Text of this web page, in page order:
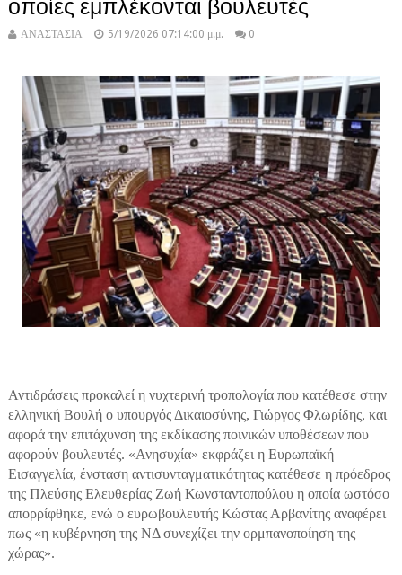
ΑΝΑΣΤΑΣΙΑ 5/19/2026 07:14:00 μ.μ. 0
Αντιδράσεις προκαλεί η νυχτερινή τροπολογία που κατέθεσε στην
ελληνική Βουλή ο υπουργός Δικαιοσύνης, Γιώργος Φλωρίδης, και
αφορά την επιτάχυνση της εκδίκασης ποινικών υποθέσεων που
αφορούν βουλευτές. «Ανησυχία» εκφράζει η Ευρωπαϊκή
Εισαγγελία, ένσταση αντισυνταγματικότητας κατέθεσε η πρόεδρος
της Πλεύσης Ελευθερίας Ζωή Κωνσταντοπούλου η οποία ωστόσο
απορρίφθηκε, ενώ ο ευρωβουλευτής Κώστας Αρβανίτης αναφέρει
πως «η κυβέρνηση της ΝΔ συνεχίζει την ορμπανοποίηση της
χώρας».